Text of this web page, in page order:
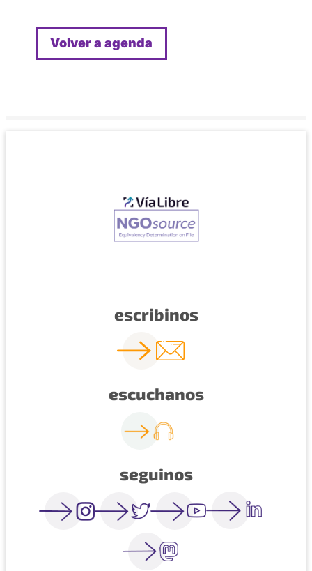
Volver a agenda
escribinos
escuchanos
seguinos